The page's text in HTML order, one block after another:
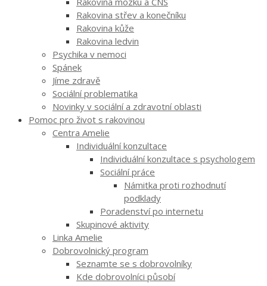
Rakovina střev a konečníku
Rakovina kůže
Rakovina ledvin
Psychika v nemoci
Spánek
Jíme zdravě
Sociální problematika
Novinky v sociální a zdravotní oblasti
Pomoc pro život s rakovinou
Centra Amelie
Individuální konzultace
Individuální konzultace s psychologem
Sociální práce
Námitka proti rozhodnutí
podklady
Poradenství po internetu
Skupinové aktivity
Linka Amelie
Dobrovolnický program
Seznamte se s dobrovolníky
Kde dobrovolníci působí